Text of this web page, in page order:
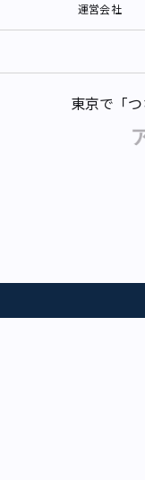
運営会社
東京で「